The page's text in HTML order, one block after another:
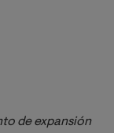
de expansión